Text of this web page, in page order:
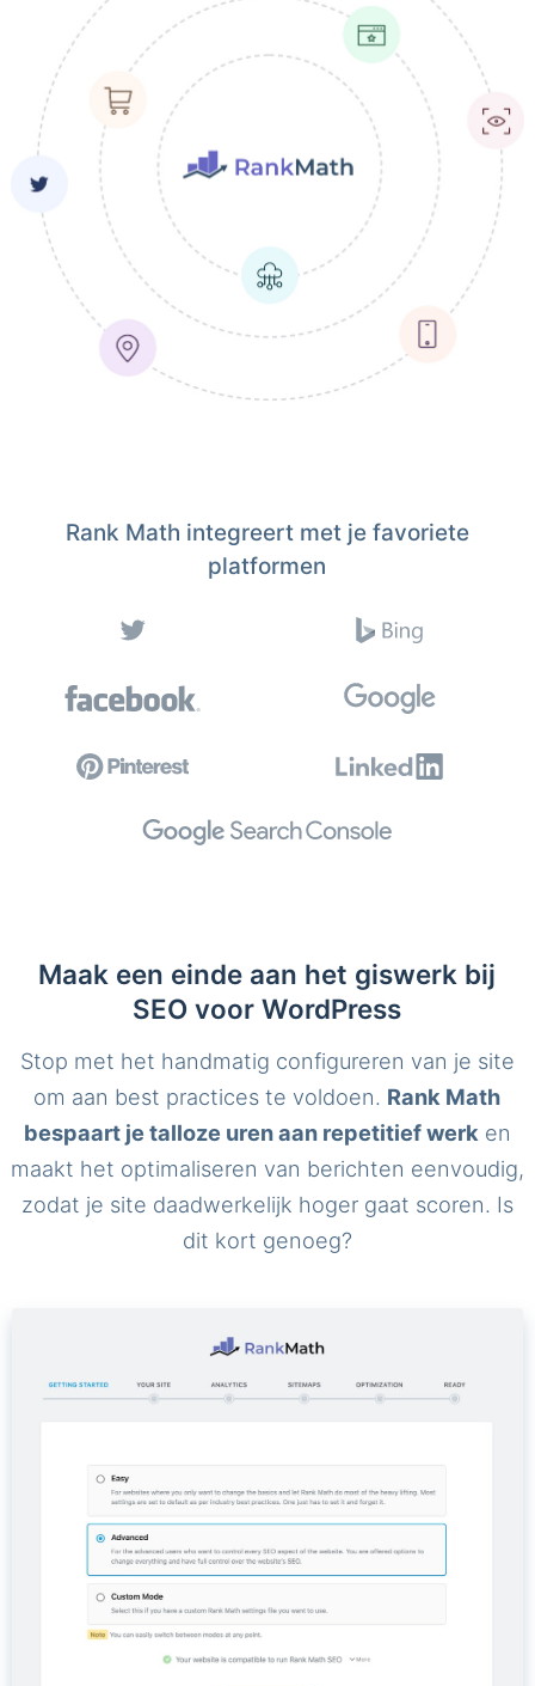
Rank Math integreert met je favoriete
platformen
Maak een einde aan het giswerk bij
SEO voor WordPress
Stop met het handmatig configureren van je site
om aan best practices te voldoen. Rank Math
bespaart je talloze uren aan repetitief werk en
maakt het optimaliseren van berichten eenvoudig,
zodat je site daadwerkelijk hoger gaat scoren. Is
dit kort genoeg?